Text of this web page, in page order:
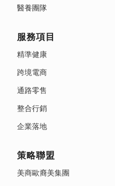
醫養團隊
服務項目
精準健康
跨境電商
通路零售
整合行銷
企業落地
策略聯盟
美商歐裔美集團